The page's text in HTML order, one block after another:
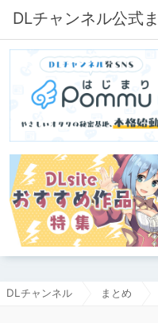
る超大真面目な理由とは？ クオリテ
ィ向上のための、ちょっとシュー
DLチャンネル公式
DLチャンネル まとめ